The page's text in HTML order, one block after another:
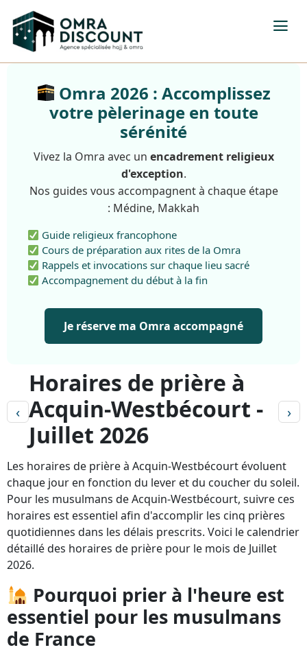
Omra 2026 : Accomplissez
votre pèlerinage en toute
sérénité
Vivez la Omra avec un encadrement religieux
d'exception.
Nos guides vous accompagnent à chaque étape
: Médine, Makkah
Guide religieux francophone
Cours de préparation aux rites de la Omra
Rappels et invocations sur chaque lieu sacré
Accompagnement du début à la fin
Je réserve ma Omra accompagné
‹
Horaires de prière à
Acquin-Westbécourt -
Juillet 2026
›
Les horaires de prière à Acquin-Westbécourt évoluent
chaque jour en fonction du lever et du coucher du soleil.
Pour les musulmans de Acquin-Westbécourt, suivre ces
horaires est essentiel afin d'accomplir les cinq prières
quotidiennes dans les délais prescrits. Voici le calendrier
détaillé des horaires de prière pour le mois de Juillet
2026.
Pourquoi prier à l'heure est
essentiel pour les musulmans
de France